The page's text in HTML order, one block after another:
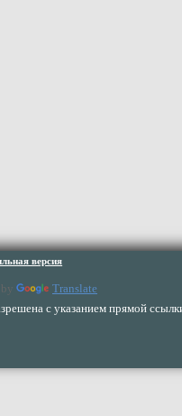
версия
Translate
с указанием прямой